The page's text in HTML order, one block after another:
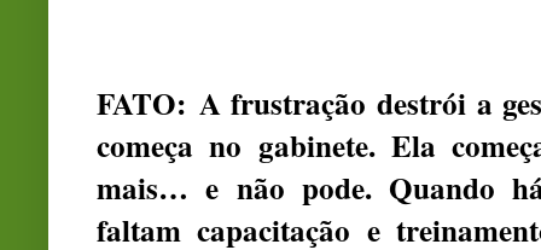
FATO: A frustração destrói a
começa no gabinete. Ela
mais… e não pode. Quando
faltam capacitação e